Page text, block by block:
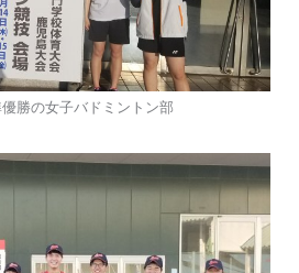
ドミントン部